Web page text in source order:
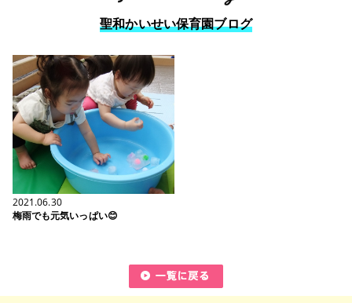
聖和かいせい保育園ブログ
2021.06.30
梅雨でも元気いっぱい😊